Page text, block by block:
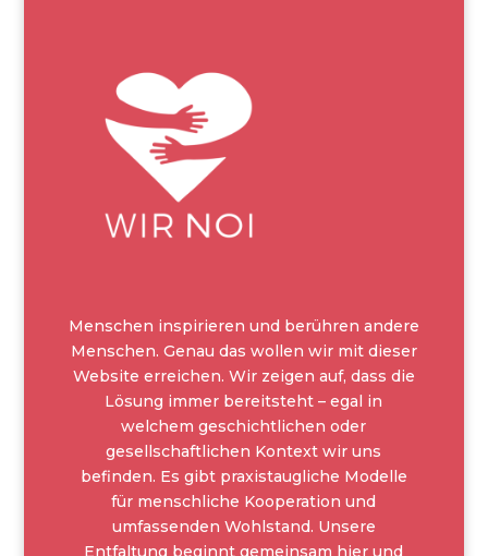
Menschen inspirieren und berühren andere
Menschen. Genau das wollen wir mit dieser
Website erreichen. Wir zeigen auf, dass die
Lösung immer bereitsteht – egal in
welchem geschichtlichen oder
gesellschaftlichen Kontext wir uns
befinden. Es gibt praxistaugliche Modelle
für menschliche Kooperation und
umfassenden Wohlstand. Unsere
Entfaltung beginnt gemeinsam hier und